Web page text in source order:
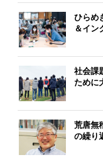
ひらめ
＆イ
社会課
ために
荒唐無
の繰り